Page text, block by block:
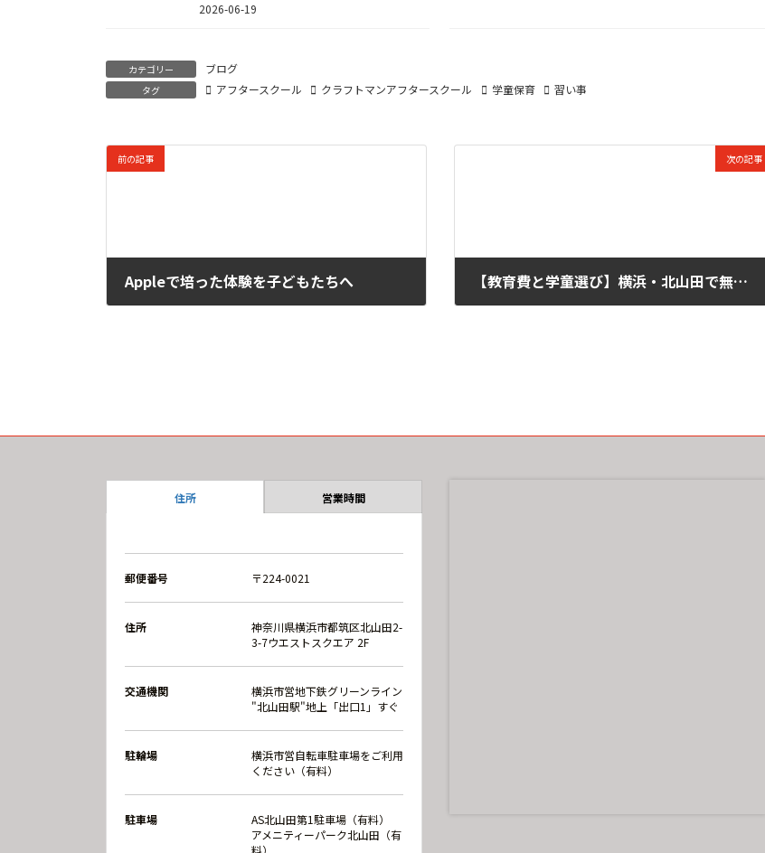
2026-06-19
カテゴリー ブログ
タグ アフタースクール クラフトマンアフタースクール 学童保育 習い事
前の記事
Appleで培った体験を子どもたちへ
次の記事
【教育費と学童選び】横浜・北山田で無駄なく学童と教育投資？
住所 営業時間
郵便番号 〒224-0021
住所
神奈川県横浜市都筑区北山田2-
3-7ウエストスクエア 2F
交通機関
横浜市営地下鉄グリーンライン
"北山田駅"地上「出口1」すぐ
駐輪場
横浜市営自転車駐車場をご利用
ください（有料）
駐車場
AS北山田第1駐車場（有料）
アメニティーパーク北山田（有
料）